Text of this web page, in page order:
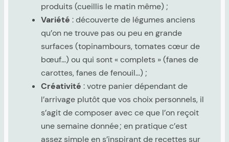
produits (cueillis le matin même) ;
Variété : découverte de légumes anciens
qu’on ne trouve pas ou peu en grande
surfaces (topinambours, tomates cœur de
bœuf…) ou qui sont « complets » (fanes de
carottes, fanes de fenouil…) ;
Créativité : votre panier dépendant de
l’arrivage plutôt que vos choix personnels, il
s’agit de composer avec ce que l’on reçoit
une semaine donnée ; en pratique c’est
assez simple en s’inspirant de recettes sur